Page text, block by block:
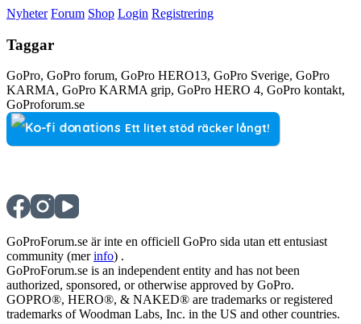
Nyheter Forum Shop Login Registrering
Taggar
GoPro, GoPro forum, GoPro HERO13, GoPro Sverige, GoPro
KARMA, GoPro KARMA grip, GoPro HERO 4, GoPro kontakt,
GoProforum.se
Ett litet stöd räcker långt!
GoProForum.se är inte en officiell GoPro sida utan ett entusiast
community (merinfo) .
GoProForum.se is an independent entity and has not been
authorized, sponsored, or otherwise approved by GoPro.
GOPRO®, HERO®, & NAKED® are trademarks or registered
trademarks of Woodman Labs, Inc. in the US and other countries.